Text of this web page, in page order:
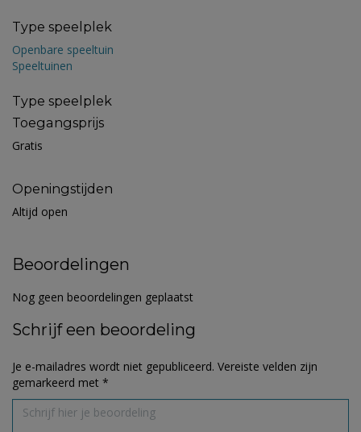
Type speelplek
Openbare speeltuin
Speeltuinen
Type speelplek
Toegangsprijs
Gratis
Openingstijden
Altijd open
Beoordelingen
Nog geen beoordelingen geplaatst
Schrijf een beoordeling
Je e-mailadres wordt niet gepubliceerd. Vereiste velden zijn
gemarkeerd met *